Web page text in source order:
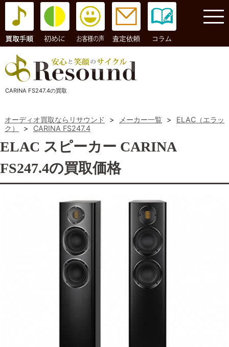
コラム
CARINA FS247.4の買取
オーディオ買取ならリサウンド > メーカー一覧 >
ELAC（エラッ
ク）
> CARINA FS247.4
ELAC スピーカー CARINA
FS247.4の買取価格